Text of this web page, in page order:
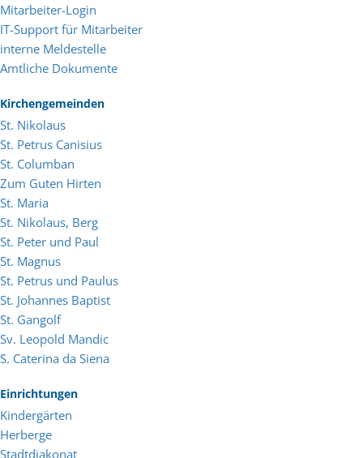
Mitarbeiter-Login
IT-Support für Mitarbeiter
interne Meldestelle
Amtliche Dokumente
Kirchengemeinden
St. Nikolaus
St. Petrus Canisius
St. Columban
Zum Guten Hirten
St. Maria
St. Nikolaus, Berg
St. Peter und Paul
St. Magnus
St. Petrus und Paulus
St. Johannes Baptist
St. Gangolf
Sv. Leopold Mandic
S. Caterina da Siena
Einrichtungen
Kindergärten
Herberge
Stadtdiakonat